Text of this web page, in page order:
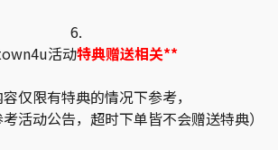
6.
活动特典赠送相关**
容仅限有特典的情况下参考，
活动公告，超时下单皆不会赠送特典）